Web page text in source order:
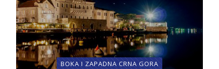
BOKA I ZAPADNA CRNA GORA